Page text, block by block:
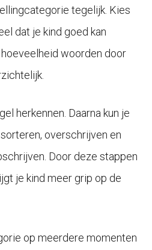
tegelijk. Kies
dat je kind goed kan
woorden door
herkennen. Daarna kun je
overschrijven en
Door deze stappen
je kind meer grip op de
op meerdere momenten